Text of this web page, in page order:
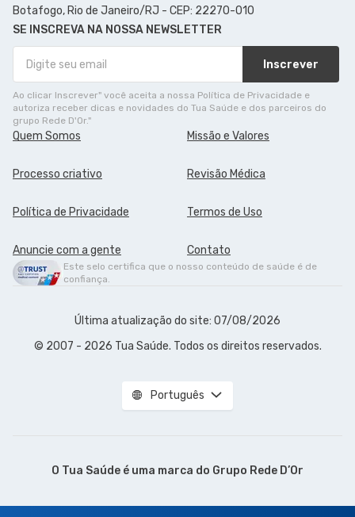
Botafogo, Rio de Janeiro/RJ - CEP: 22270-010
SE INSCREVA NA NOSSA NEWSLETTER
Inscrever
Ao clicar Inscrever" você aceita a nossa Política de Privacidade e
autoriza receber dicas e novidades do Tua Saúde e dos parceiros do
grupo Rede D'Or."
Quem Somos Missão e Valores
Processo criativo Revisão Médica
Política de Privacidade Termos de Uso
Anuncie com a gente Contato
Este selo certifica que o nosso conteúdo de saúde é de
confiança.
Última atualização do site: 07/08/2026
© 2007 - 2026 Tua Saúde. Todos os direitos reservados.
Português
O Tua Saúde é uma marca do Grupo Rede D’Or